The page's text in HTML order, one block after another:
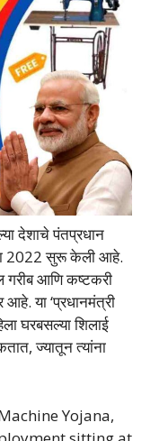
देशाचे पंतप्रधान
2022 सुरू केली आहे.
गरीब आणि कष्टकरी
आहे. या ‘प्रधानमंत्री
घरबसल्या शिलाई
ज्यातून त्यांना
Yojana,